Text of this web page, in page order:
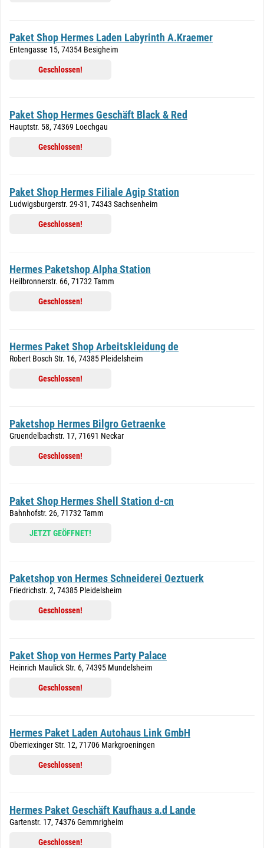
Paket Shop Hermes Laden Labyrinth A.Kraemer
Entengasse 15, 74354 Besigheim
Geschlossen!
Paket Shop Hermes Geschäft Black & Red
Hauptstr. 58, 74369 Loechgau
Geschlossen!
Paket Shop Hermes Filiale Agip Station
Ludwigsburgerstr. 29-31, 74343 Sachsenheim
Geschlossen!
Hermes Paketshop Alpha Station
Heilbronnerstr. 66, 71732 Tamm
Geschlossen!
Hermes Paket Shop Arbeitskleidung de
Robert Bosch Str. 16, 74385 Pleidelsheim
Geschlossen!
Paketshop Hermes Bilgro Getraenke
Gruendelbachstr. 17, 71691 Neckar
Geschlossen!
Paket Shop Hermes Shell Station d-cn
Bahnhofstr. 26, 71732 Tamm
JETZT GEÖFFNET!
Paketshop von Hermes Schneiderei Oeztuerk
Friedrichstr. 2, 74385 Pleidelsheim
Geschlossen!
Paket Shop von Hermes Party Palace
Heinrich Maulick Str. 6, 74395 Mundelsheim
Geschlossen!
Hermes Paket Laden Autohaus Link GmbH
Oberriexinger Str. 12, 71706 Markgroeningen
Geschlossen!
Hermes Paket Geschäft Kaufhaus a.d Lande
Gartenstr. 17, 74376 Gemmrigheim
Geschlossen!